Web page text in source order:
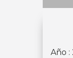
Año :